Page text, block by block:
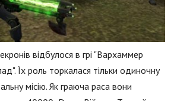
відбулося в грі "Вархаммер
Їх роль торкалася тільки одиночну
місію. Як граюча раса вони